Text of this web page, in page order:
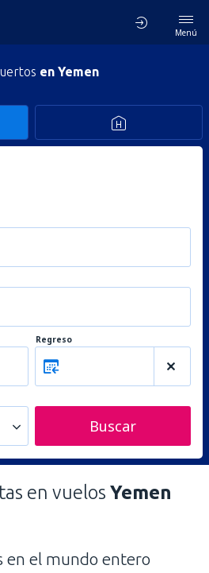
Menú
en Yemen
Regreso
Buscar
en vuelos Yemen
en el mundo entero